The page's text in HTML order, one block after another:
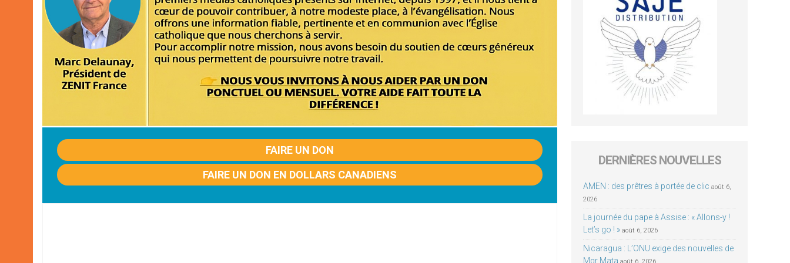
FAIRE UN DON
FAIRE UN DON EN DOLLARS CANADIENS
DERNIÈRES NOUVELLES
AMEN : des prêtres à portée de clic août 6,
2026
La journée du pape à Assise : « Allons-y !
Let’s go ! » août 6, 2026
Nicaragua : L’ONU exige des nouvelles de
Mgr Mata